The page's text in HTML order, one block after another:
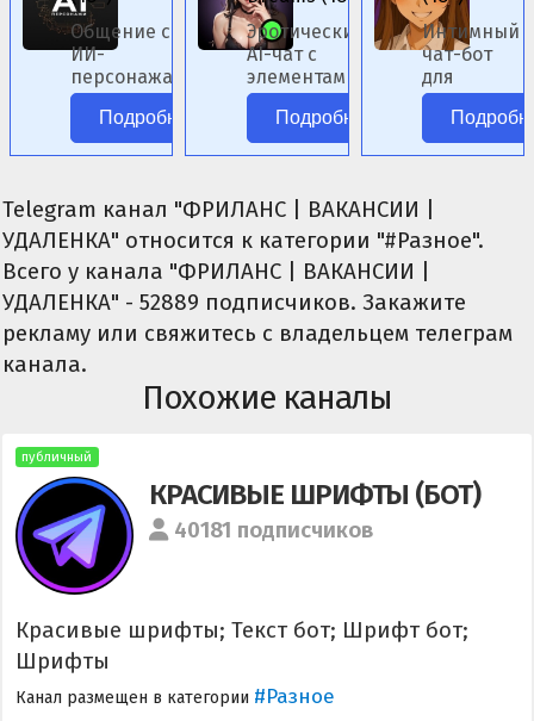
Общение с
ИИ-
персонажами
аниме без
цензуры.
Подробнее
Эротический
AI-чат с
элементами
фэнтези.
Подробнее
Интимный
чат-бот
для
ролевых
сценариев.
Telegram канал "ФРИЛАНС | ВАКАНСИИ |
УДАЛЕНКА" относится к категории "#Разное".
Всего у канала "ФРИЛАНС | ВАКАНСИИ |
УДАЛЕНКА" - 52889 подписчиков. Закажите
рекламу или свяжитесь с владельцем телеграм
канала.
Похожие каналы
публичный
КРАСИВЫЕ ШРИФТЫ (БОТ)
40181 подписчиков
Красивые шрифты; Текст бот; Шрифт бот;
Шрифты
Канал размещен в категории #Разное